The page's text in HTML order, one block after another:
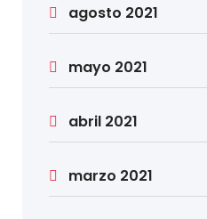
agosto 2021
mayo 2021
abril 2021
marzo 2021